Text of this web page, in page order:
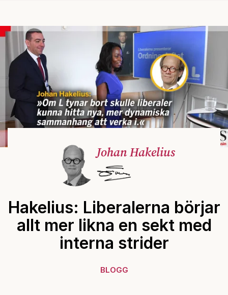
Johan Hakelius
Hakelius: Liberalerna börjar
allt mer likna en sekt med
interna strider
BLOGG